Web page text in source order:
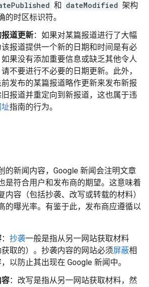
和 dateModified 架构
的时区标识符。
道更新：如果对某篇报道进行了大幅
报道提供一个新的日期和时间是有必
果没有添加重要信息或缺乏其他令人
不要进行不必要的日期更新。此外，
发布的某篇报道略作更新来发布新报
报道并重定向到新报道，这也属于违
指南的行为。
的新闻内容，Google 新闻会注明文章
是符合用户和发布商的期望。这意味着
内容（包括抄袭、改写或转载的材料）
的曝光率。有鉴于此，发布商应遵循以
： 抄袭一般是指从另一网站获取材料
获取的）。抄袭内容的网站必须屏蔽相
以防止其出现在 Google 新闻中。
：改写是指从另一网站获取材料，然